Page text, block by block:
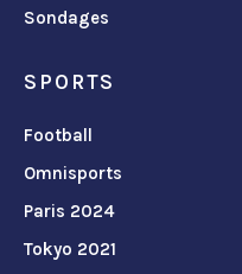
Sondages
SPORTS
Football
Omnisports
Paris 2024
Tokyo 2021